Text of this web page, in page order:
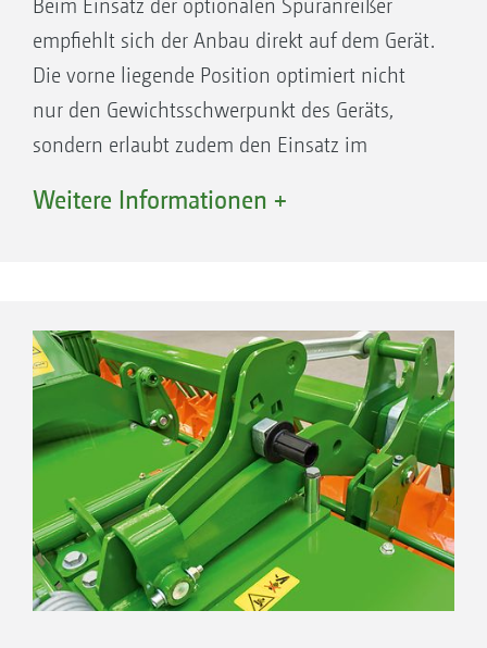
Beim Einsatz der optionalen Spuranreißer
empfiehlt sich der Anbau direkt auf dem Gerät.
Die vorne liegende Position optimiert nicht
nur den Gewichtsschwerpunkt des Geräts,
sondern erlaubt zudem den Einsatz im
Weitere Informationen +